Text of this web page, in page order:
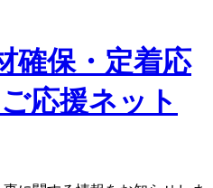
確保・定着応
応援ネット